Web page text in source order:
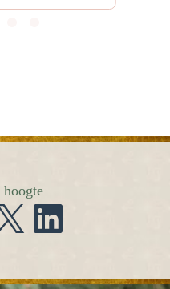
LinkedIn